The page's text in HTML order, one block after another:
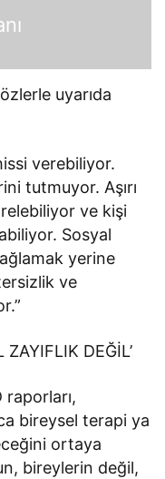
uyarıda
verebiliyor.
tutmuyor. Aşırı
ve kişi
Sosyal
yerine
ve
ZAYIFLIK DEĞİL’
raporları,
bireysel terapi ya
ortaya
bireylerin değil,